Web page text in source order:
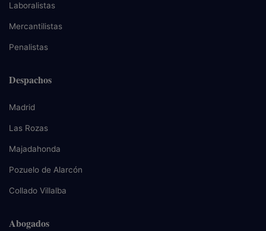
Laboralistas
Mercantilistas
Penalistas
Despachos
Madrid
Las Rozas
Majadahonda
Pozuelo de Alarcón
Collado Villalba
Abogados